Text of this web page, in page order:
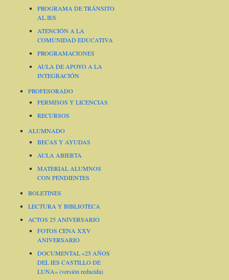
PROGRAMA DE TRÁNSITO
AL IES
ATENCIÓN A LA
COMUNIDAD EDUCATIVA
PROGRAMACIONES
AULA DE APOYO A LA
INTEGRACIÓN
PROFESORADO
PERMISOS Y LICENCIAS
RECURSOS
ALUMNADO
BECAS Y AYUDAS
AULA ABIERTA
MATERIAL ALUMNOS
CON PENDIENTES
BOLETINES
LECTURA Y BIBLIOTECA
ACTOS 25 ANIVERSARIO
FOTOS CENA XXV
ANIVERSARIO
DOCUMENTAL «25 AÑOS
DEL IES CASTILLO DE
LUNA» (versión reducida)